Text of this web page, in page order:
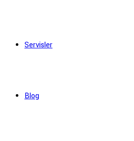
Servisler
Blog